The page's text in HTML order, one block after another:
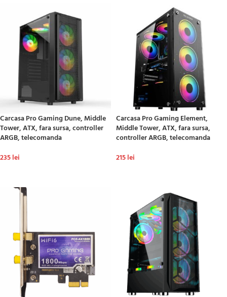
Carcasa Pro Gaming Dune, Middle
Tower, ATX, fara sursa, controller
ARGB, telecomanda
235lei
Carcasa Pro Gaming Element,
Middle Tower, ATX, fara sursa,
controller ARGB, telecomanda
215lei